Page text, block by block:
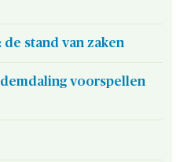
stand van zaken
voorspellen